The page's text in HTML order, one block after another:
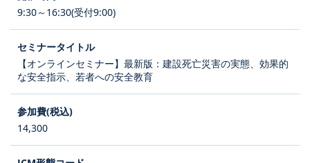
9:30～16:30(受付9:00)
【オンラインセミナー】最新版：建設死亡災害の実態、効果的
な安全指示、若者への安全教育
14,300